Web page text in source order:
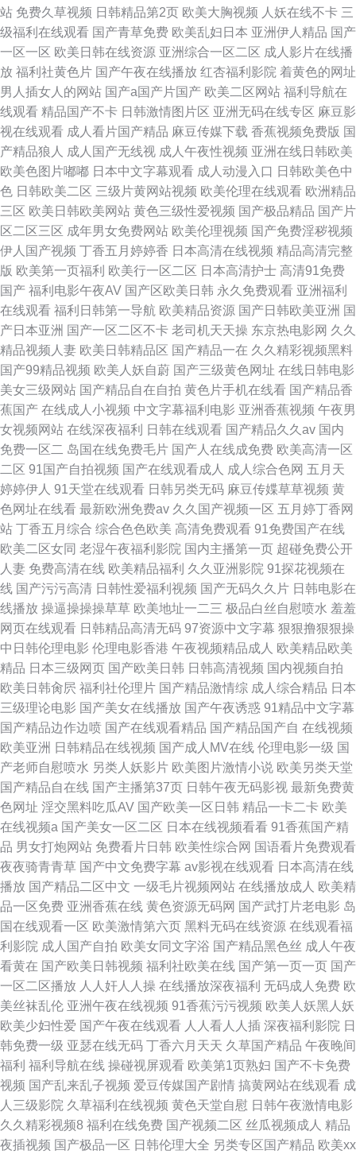
站 免费久草视频 日韩精品第2页 欧美大胸视频 人妖在线不卡 三
级福利在线观看 国产青草免费 欧美乱妇日本 亚洲伊人精品 国产
一区一区 欧美日韩在线资源 亚洲综合一区二区 成人影片在线播
放 福利社黄色片 国产午夜在线播放 红杏福利影院 着黄色的网址
男人插女人的网站 国产a国产片国产 欧美二区网站 福利导航在
线观看 精品国产不卡 日韩激情图片区 亚洲无码在线专区 麻豆影
视在线观看 成人看片国产精品 麻豆传媒下载 香蕉视频免费版 国
产精品狼人 成人国产无线视 成人午夜性视频 亚洲在线日韩欧美
欧美色图片嘟嘟 日本中文字幕观看 成人动漫入口 日韩欧美色中
色 日韩欧美二区 三级片黄网站视频 欧美伦理在线观看 欧洲精品
三区 欧美日韩欧美网站 黄色三级性爱视频 国产极品精品 国产片
区二区三区 成年男女免费网站 欧美伦理视频 国产免费淫秽视频
伊人国产视频 丁香五月婷婷香 日本高清在线视频 精品高清完整
版 欧美第一页福利 欧美行一区二区 日本高清护士 高清91免费
国产 福利电影午夜AV 国产区欧美日韩 永久免费观看 亚洲福利
在线观看 福利日韩第一导航 欧美精品资源 国产日韩欧美亚洲 国
产日本亚洲 国产一区二区不卡 老司机天天操 东京热电影网 久久
精品视频人妻 欧美日韩精品区 国产精品一在 久久精彩视频黑料
国产99精品视频 欧美人妖自蔚 国产三级黄色网址 在线日韩电影
美女三级网站 国产精品自在自拍 黄色片手机在线看 国产精品香
蕉国产 在线成人小视频 中文字幕福利电影 亚洲香蕉视频 午夜男
女视频网站 在线深夜福利 日韩在线观看 国产精品久久av 国内
免费一区二 岛国在线免费毛片 国产人在线成免费 欧美高清一区
二区 91国产自拍视频 国产在线观看成人 成人综合色网 五月天
婷婷伊人 91天堂在线观看 日韩另类无码 麻豆传媟草草视频 黄
色网址在线看 最新欧洲免费av 久久国产视频一区 五月婷丁香网
站 丁香五月综合 综合色色欧美 高清免费观看 91免费国产在线
欧美二区女同 老湿午夜福利影院 国内主播第一页 超碰免费公开
人妻 免费高清在线 欧美精品福利 久久亚洲影院 91探花视频在
线 国产污污高清 日韩性爱福利视频 国产无码久久片 日韩电影在
线播放 操逼操操操草草 欧美地址一二三 极品白丝自慰喷水 羞羞
网页在线观看 日韩精品高清无码 97资源中文字幕 狠狠撸狠狠操
中日韩伦理电影 伦理电影香港 午夜视频精品成人 欧美精品欧美
精品 日本三级网页 国产欧美日韩 日韩高清视频 国内视频自拍
欧美日韩肏屄 福利社伦理片 国产精品激情综 成人综合精品 日本
三级理论电影 国产美女在线播放 国产午夜诱惑 91精品中文字幕
国产精品边作边喷 国产在线观看精品 国产精品国产自 在线视频
欧美亚洲 日韩精品在线视频 国产成人MV在线 伦理电影一级 国
产老师自慰喷水 另类人妖影片 欧美图片激情小说 欧美另类天堂
国产精品自在线 国产主播第37页 日韩午夜无码影视 最新免费黄
色网址 淫交黑料吃瓜AV 国产欧美一区日韩 精品一卡二卡 欧美
在线视频a 国产美女一区二区 日本在线视频看看 91香蕉国产精
品 男女打炮网站 免费看片日韩 欧美性综合网 国语看片免费观看
夜夜骑青青草 国产中文免费字幕 av影视在线观看 日本高清在线
播放 国产精品二区中文 一级毛片视频网站 在线播放成人 欧美精
品一区免费 亚洲香蕉在线 黄色资源无码网 国产武打片老电影 岛
国在线观看一区 欧美激情第六页 黑料无码在线资源 在线观看福
利影院 成人国产自拍 欧美女同文字浴 国产精品黑色丝 成人午夜
看黄在 国产欧美日韩视频 福利社欧美在线 国产第一页一页 国产
一区二区播放 人人奸人人操 在线播放深夜福利 无码成人免费 欧
美丝袜乱伦 亚洲午夜在线视频 91香蕉污污视频 欧美人妖黑人妖
欧美少妇性爱 国产午夜在线观看 人人看人人插 深夜福利影院 日
韩免费一级 亚瑟在线无码 丁香六月天天 久草国产精品 午夜晚间
福利 福利导航在线 操碰视屏观看 欧美第1页熟妇 国产不卡免费
视频 国产乱来乱子视频 爱豆传媒国产剧情 搞黄网站在线观看 成
人三级影院 久草福利在线视频 黄色天堂自慰 日韩午夜激情电影
久久精彩视频8 福利在线免费 国产视频二区 丝瓜视频成人 精品
夜插视频 国产极品一区 日韩伦理大全 另类专区国产精品 欧美xx